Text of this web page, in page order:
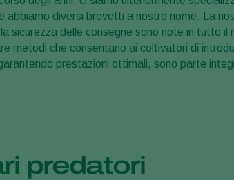
abbiamo diversi brevetti a nostro nome. La
sicurezza delle consegne sono note in tutto il
metodi che consentano ai coltivatori di
prestazioni ottimali, sono parte
predatori